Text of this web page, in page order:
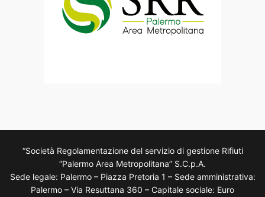
“Società Regolamentazione del servizio di gestione Rifiuti
“Palermo Area Metropolitana” S.C.p.A.
Sede legale: Palermo – Piazza Pretoria 1 – Sede amministrativa:
Palermo – Via Resuttana 360 – Capitale sociale: Euro